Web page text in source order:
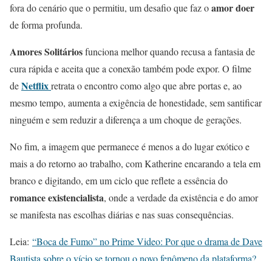
fora do cenário que o permitiu, um desafio que faz oamor doer
de forma profunda.
Amores Solitáriosfunciona melhor quando recusa a fantasia de
cura rápida e aceita que a conexão também pode expor. O filme
deNetflixretrata o encontro como algo que abre portas e, ao
mesmo tempo, aumenta a exigência de honestidade, sem santificar
ninguém e sem reduzir a diferença a um choque de gerações.
No fim, a imagem que permanece é menos a do lugar exótico e
mais a do retorno ao trabalho, com Katherine encarando a tela em
branco e digitando, em um ciclo que reflete a essência do
romance existencialista, onde a verdade da existência e do amor
se manifesta nas escolhas diárias e nas suas consequências.
Leia: “Boca de Fumo” no Prime Video: Por que o drama de Dave
Bautista sobre o vício se tornou o novo fenômeno da plataforma?